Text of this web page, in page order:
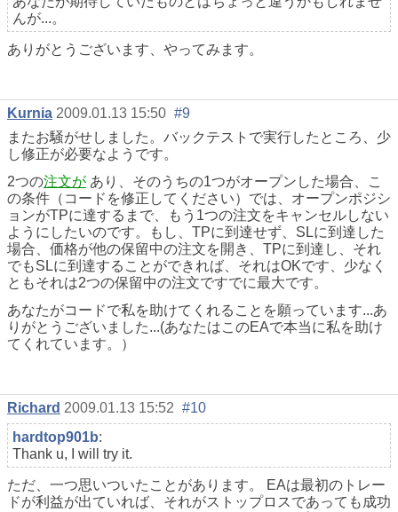
んが...。
ありがとうございます、やってみます。
Kurnia 2009.01.13 15:50 #9
またお騒がせしました。バックテストで実行したところ、少
し修正が必要なようです。
2つの注文が あり、そのうちの1つがオープンした場合、こ
の条件（コードを修正してください）では、オープンポジシ
ョンがTPに達するまで、もう1つの注文をキャンセルしない
ようにしたいのです。もし、TPに到達せず、SLに到達した
場合、価格が他の保留中の注文を開き、TPに到達し、それ
でもSLに到達することができれば、それはOKです、少なく
ともそれは2つの保留中の注文ですでに最大です。
あなたがコードで私を助けてくれることを願っています...あ
りがとうございました...(あなたはこのEAで本当に私を助け
てくれています。）
Richard 2009.01.13 15:52 #10
hardtop901b:
Thank u, I will try it.
ただ、一つ思いついたことがあります。 EAは最初のトレー
ドが利益が出ていれば、それがストップロスであっても成功